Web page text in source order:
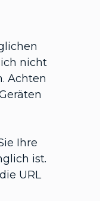
nicht
Achten
Ihre
ist.
URL